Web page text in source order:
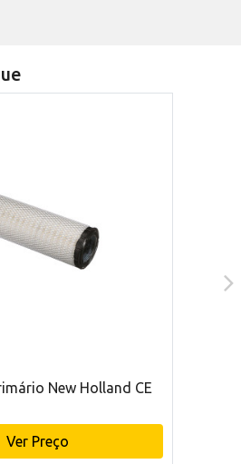
New Holland CE
Ver Preço